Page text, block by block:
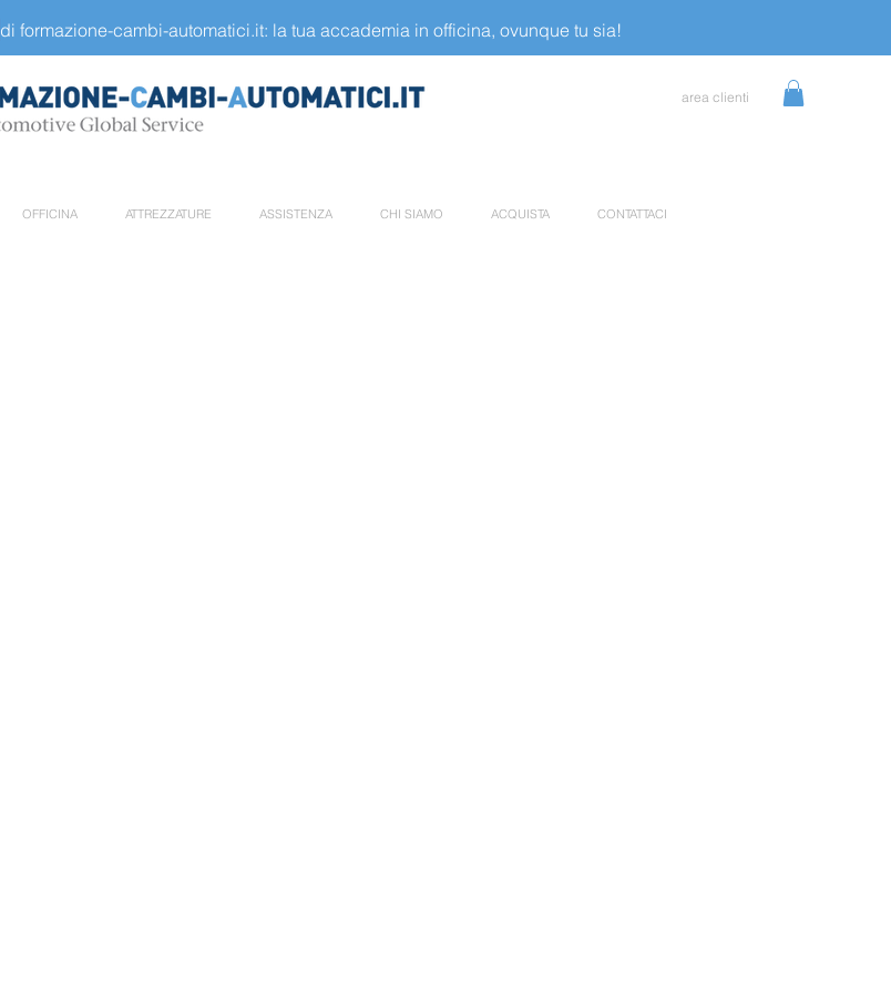
di formazione-cambi-automatici.it: la tua accademia in officina, ovunque tu sia!
area clienti
OFFICINA ATTREZZATURE ASSISTENZA CHI SIAMO ACQUISTA CONTATTACI